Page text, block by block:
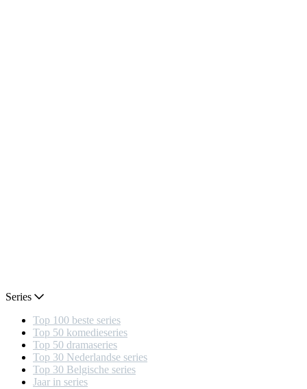
Series
Top 100 beste series
Top 50 komedieseries
Top 50 dramaseries
Top 30 Nederlandse series
Top 30 Belgische series
Jaar in series